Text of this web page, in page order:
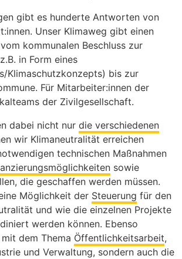
gibt es hunderte Antworten von
Unser Klimaweg gibt einen
kommunalen Beschluss zur
in Form eines
Klimaschutzkonzepts) bis zur
Für Mitarbeiter:innen der
der Zivilgesellschaft.
dabei nicht nur die verschiedenen
wir Klimaneutralität erreichen
technischen Maßnahmen
sowie
die geschaffen werden müssen.
Möglichkeit der Steuerung für den
und wie die einzelnen Projekte
werden können. Ebenso
dem Thema Öffentlichkeitsarbeit,
und Verwaltung, sondern auch die